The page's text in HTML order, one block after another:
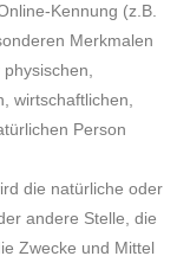
Kennung (z.B.
Merkmalen
wirtschaftlichen,
Person
die natürliche oder
andere Stelle, die
Zwecke und Mittel